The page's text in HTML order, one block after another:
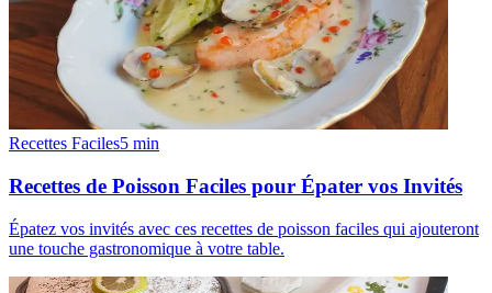
Recettes Faciles5 min
Recettes de Poisson Faciles pour Épater vos Invités
Épatez vos invités avec ces recettes de poisson faciles qui ajouteront
une touche gastronomique à votre table.